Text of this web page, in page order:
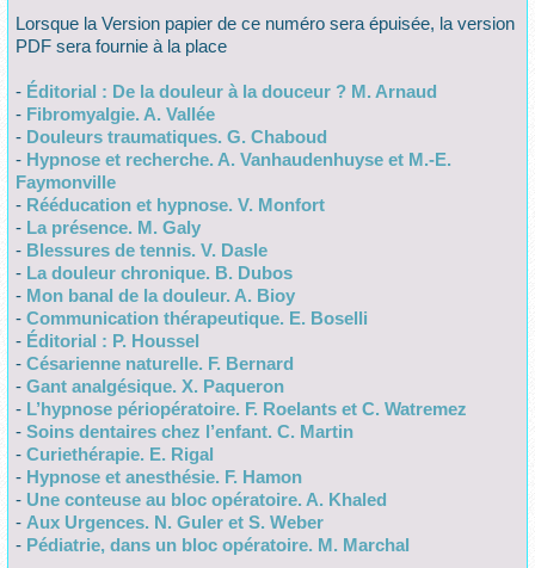
Lorsque la Version papier de ce numéro sera épuisée, la version
PDF sera fournie à la place
- Éditorial : De la douleur à la douceur ? M. Arnaud
- Fibromyalgie. A. Vallée
- Douleurs traumatiques. G. Chaboud
- Hypnose et recherche. A. Vanhaudenhuyse et M.-E.
Faymonville
- Rééducation et hypnose. V. Monfort
- La présence. M. Galy
- Blessures de tennis. V. Dasle
- La douleur chronique. B. Dubos
- Mon banal de la douleur. A. Bioy
- Communication thérapeutique. E. Boselli
- Éditorial : P. Houssel
- Césarienne naturelle. F. Bernard
- Gant analgésique. X. Paqueron
- L’hypnose périopératoire. F. Roelants et C. Watremez
- Soins dentaires chez l’enfant. C. Martin
- Curiethérapie. E. Rigal
- Hypnose et anesthésie. F. Hamon
- Une conteuse au bloc opératoire. A. Khaled
- Aux Urgences. N. Guler et S. Weber
- Pédiatrie, dans un bloc opératoire. M. Marchal